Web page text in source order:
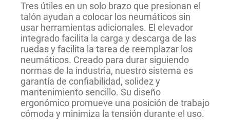
Tres útiles en un solo brazo que presionan el
talón ayudan a colocar los neumáticos sin
usar herramientas adicionales. El elevador
integrado facilita la carga y descarga de las
ruedas y facilita la tarea de reemplazar los
neumáticos. Creado para durar siguiendo
normas de la industria, nuestro sistema es
garantía de confiabilidad, solidez y
mantenimiento sencillo. Su diseño
ergonómico promueve una posición de trabajo
cómoda y minimiza la tensión durante el uso.